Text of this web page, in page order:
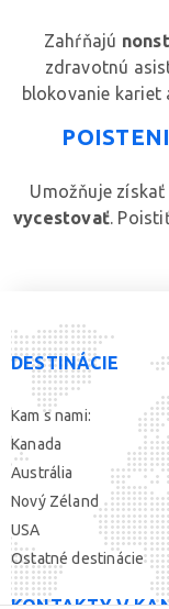
Zahŕňajú
zdravotnú
blokovanie kariet
Umožňuje
vycestovať.
DESTINÁCIE
Kam s nami:
Kanada
Austrália
Nový Zéland
USA
Ostatné destinácie